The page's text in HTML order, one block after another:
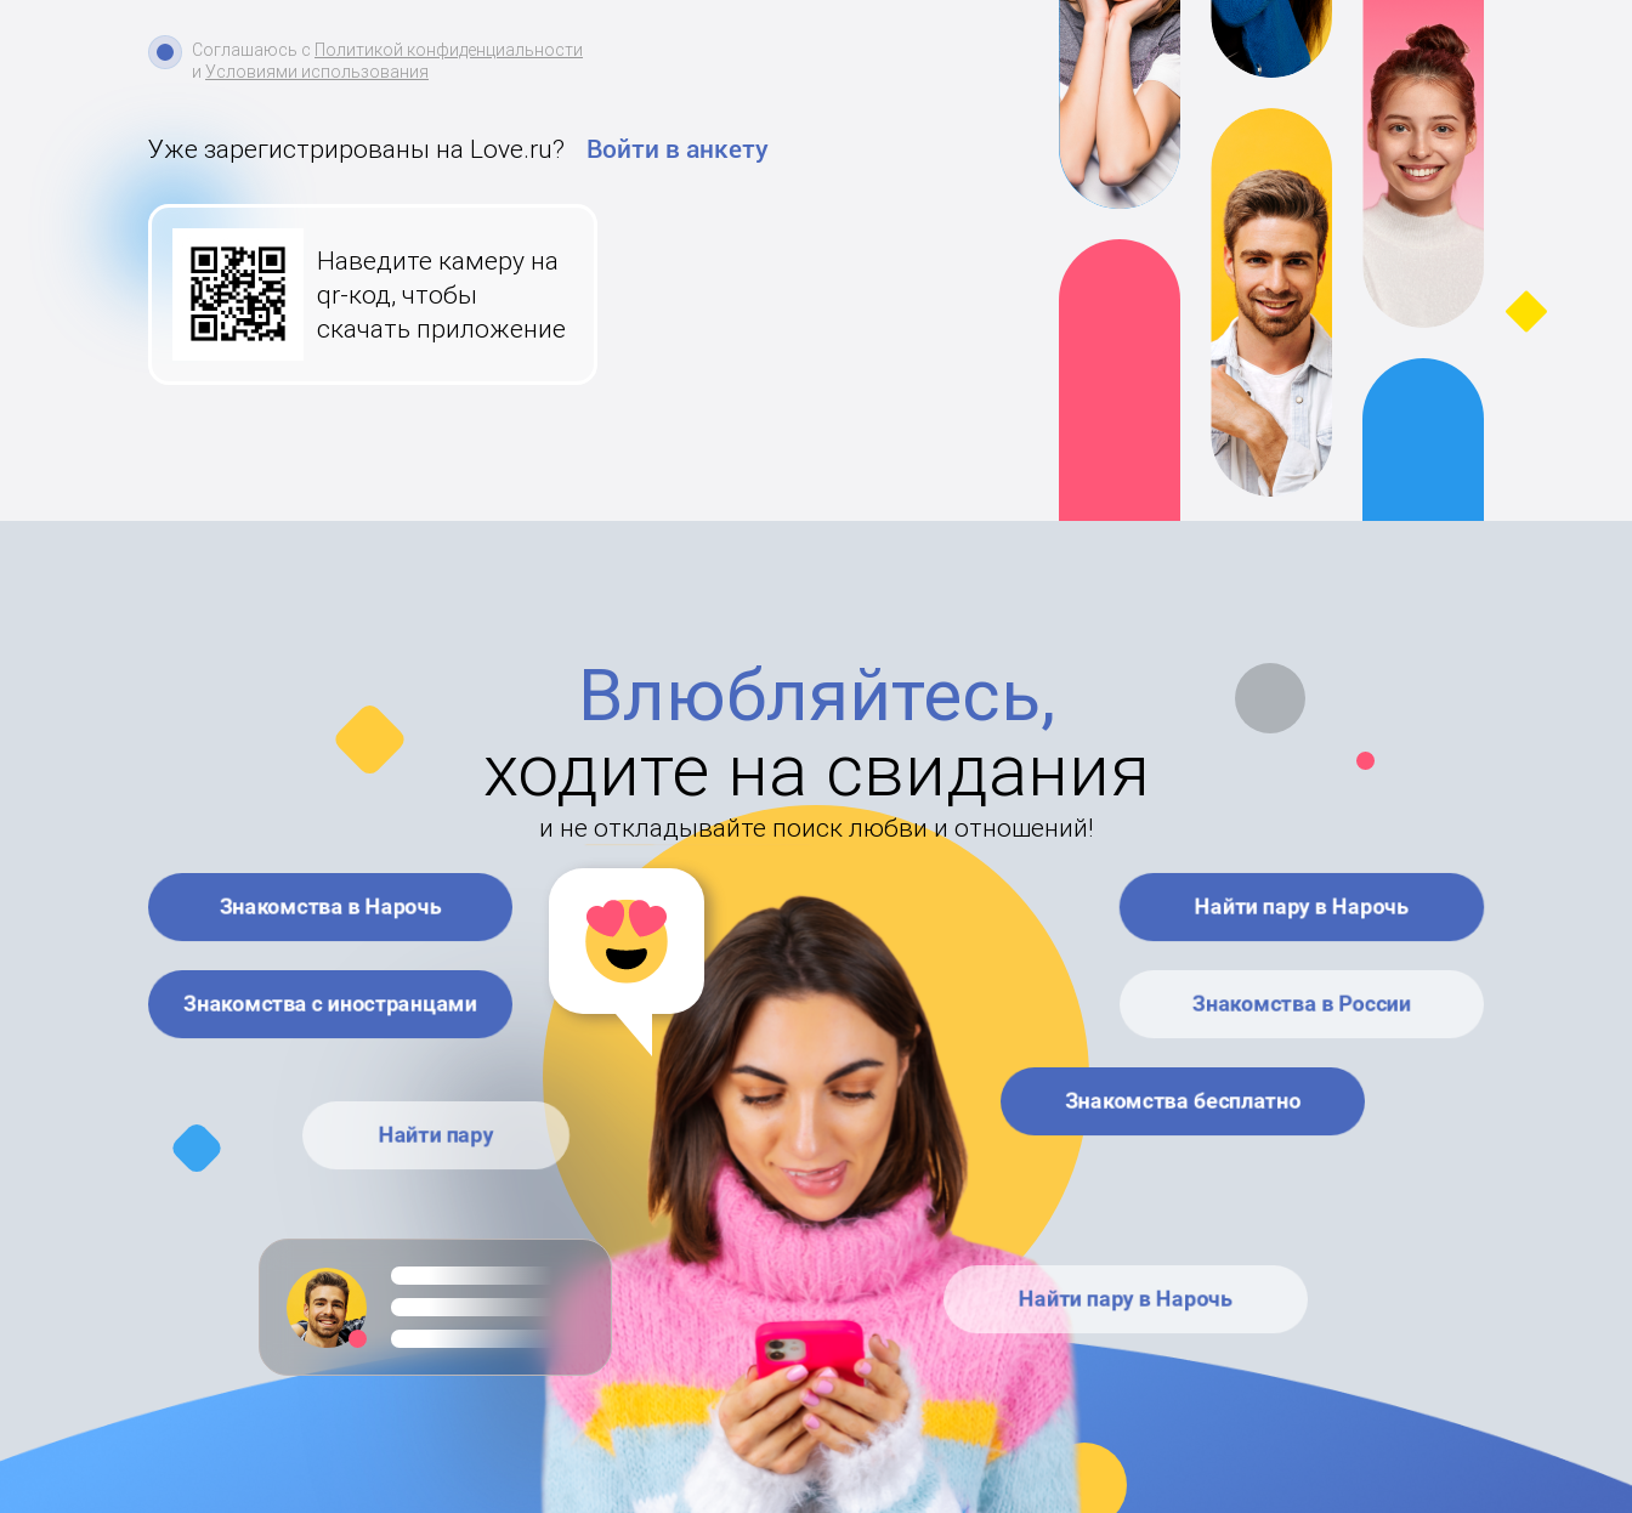
Соглашаюсь с Политикой конфиденциальности
и Условиями использования
Уже зарегистрированы на Love.ru? Войти в анкету
Наведите камеру на
qr-код, чтобы
скачать приложение
Влюбляйтесь,
ходите на свидания
и не откладывайте поиск любви и отношений!
Знакомства в Нарочь
Знакомства с иностранцами
Найти пару
Найти пару в Нарочь
Знакомства в России
Знакомства бесплатно
Найти пару в Нарочь